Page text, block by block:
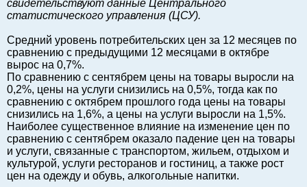
Хорошо для дела
Аналитика
Инвестиции
Транспорт
Энергетика
Недвижимость
Финансы
Технологии
Рынки и компании
Балтийский экспорт
свидетельствуют данные Центрального
статистического управления (ЦСУ).
Средний уровень потребительских цен за 12 месяцев по
сравнению с предыдущими 12 месяцами в октябре
вырос на 0,7%.
По сравнению с сентябрем цены на товары выросли на
0,2%, цены на услуги снизились на 0,5%, тогда как по
сравнению с октябрем прошлого года цены на товары
снизились на 1,6%, а цены на услуги выросли на 1,5%.
Наиболее существенное влияние на изменение цен по
сравнению с сентябрем оказало падение цен на товары
и услуги, связанные с транспортом, жильем, отдыхом и
культурой, услуги ресторанов и гостиниц, а также рост
цен на одежду и обувь, алкогольные напитки.